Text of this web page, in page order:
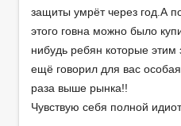
защиты умрёт через год.А
этого говна можно было
нибудь ребян которые
ещё говорил для вас
раза выше рынка!!
Чувствую себя полной